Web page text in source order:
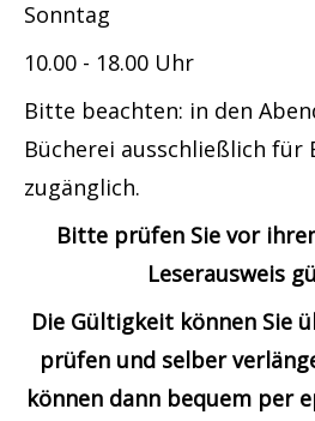
Sonntag
10.00 - 18.00 Uhr
Bitte beachten: in den
Bücherei ausschließlich für
zugänglich.
Bitte prüfen Sie vor
Leserausweis
Die Gültigkeit können Sie
prüfen und selber
können dann bequem per